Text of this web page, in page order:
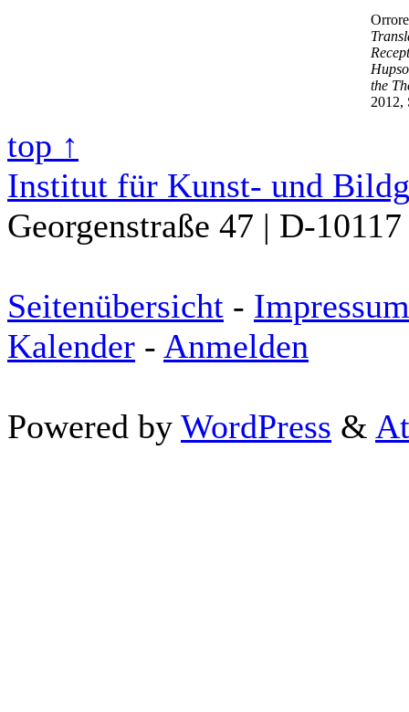
the
2012,
top ↑
Institut für Kunst- und
Georgenstraße 47 | D-
Seitenübersicht - Impressum
Kalender - Anmelden
Powered by WordPress &